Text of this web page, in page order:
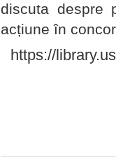
discuta despre
acțiune în
https://